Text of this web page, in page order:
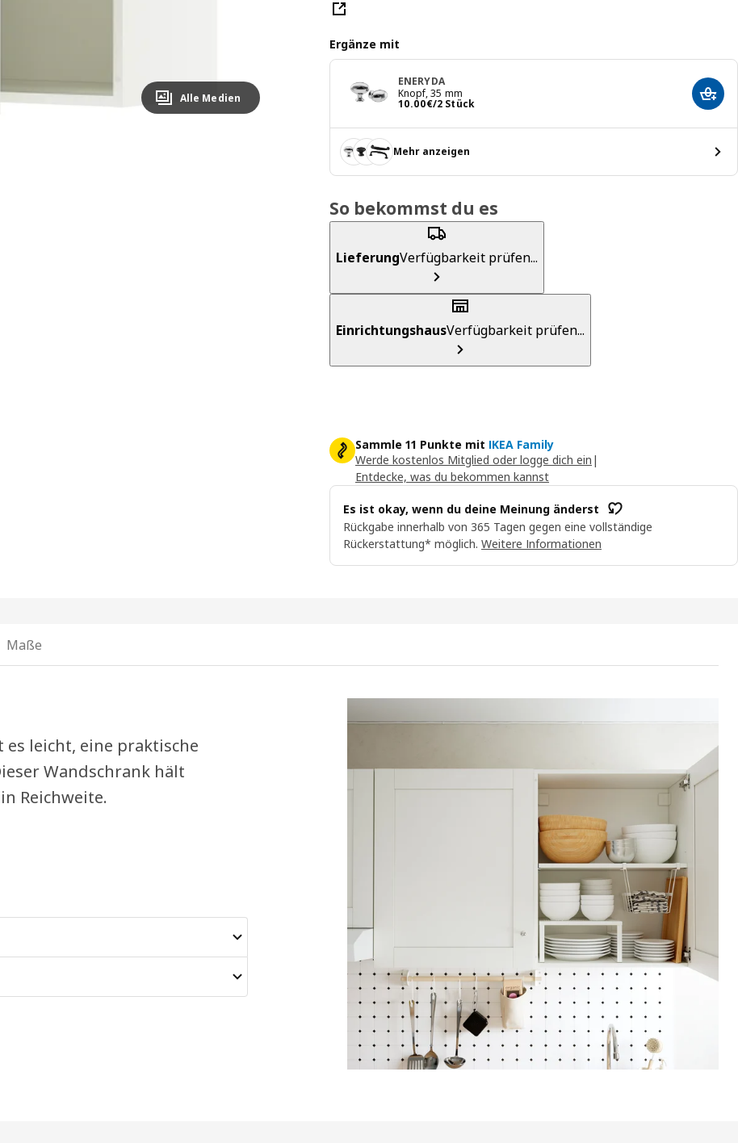
Alle Medien
Ergänze mit
ENERYDA
Knopf, 35 mm
10.00€/2 Stück
Preis 10.00€/2 Stück In
Mehr anzeigen
So bekommst du es
LieferungVerfügbarkeit prüfen...
EinrichtungshausVerfügbarkeit prüfen...
Sammle 11 Punkte mit IKEA Family
Werde kostenlos Mitglied oder logge dich ein |
Entdecke, was du bekommen kannst
Es ist okay, wenn du deine Meinung änderst
Rückgabe innerhalb von 365 Tagen gegen eine vollständige
Rückerstattung* möglich. Weitere Informationen
Maße
es leicht, eine praktische
Wandschrank hält
Reichweite.